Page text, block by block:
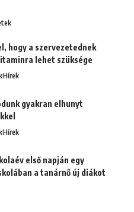
hogy a szervezetednek
lehet szüksége
Hírek
gyakran elhunyt
Hírek
első napján egy
a tanárnő új diákot